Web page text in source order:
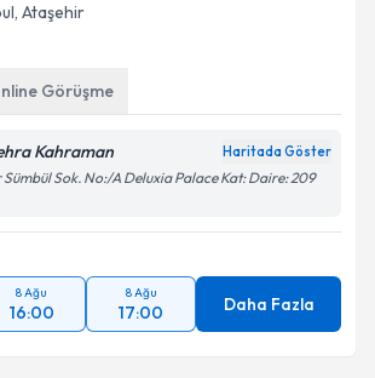
, Ataşehir
Görüşme
Kahraman Haritada Göster
Sok. No:/A Deluxia Palace Kat: Daire: 209
8 Ağu
16:00
8 Ağu
17:00 Daha Fazla